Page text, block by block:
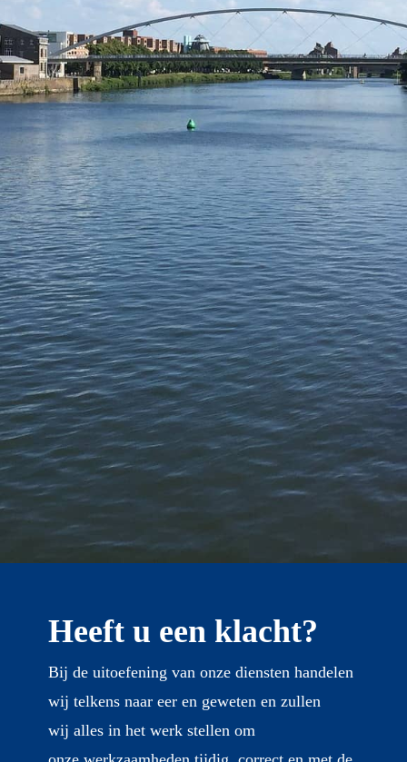
Heeft u een klacht?
Bij de uitoefening van onze diensten handelen
wij telkens naar eer en geweten en zullen
wij alles in het werk stellen om